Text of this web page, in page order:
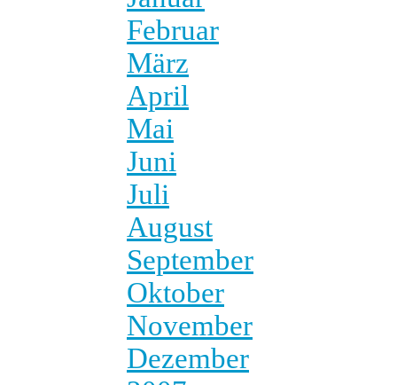
Februar
März
April
Mai
Juni
Juli
August
September
Oktober
November
Dezember